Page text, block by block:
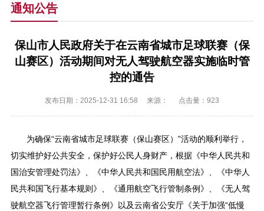
通知公告
保山市人民政府关于在云南省城市足球联赛（保
山赛区）活动期间对无人驾驶航空器实施临时管
控的通告
发布日期：2025-12-31 16:58 来源： 点击量： 923
为确保“云南省城市足球联赛（保山赛区）”活动的顺利举行，
切实维护好公共安全，保护好公民人身财产，根据《中华人民共和
国治安管理处罚法》、《中华人民共和国民用航空法》、《中华人
民共和国飞行基本规则》、《通用航空飞行管制条例》、《无人驾
驶航空器飞行管理暂行条例》以及云南省公安厅《关于加强“低慢